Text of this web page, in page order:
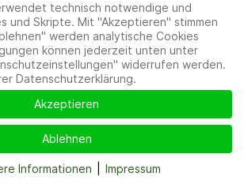
|Datenschutzerklärung |Cookie-
Datenschutzeinstellungen
technisch notwendige und
und Skripte. Mit "Akzeptieren" stimmen
werden analytische Cookies
können jederzeit unten unter
widerrufen werden.
Datenschutzerklärung.
Akzeptieren
Ablehnen
Informationen Impressum